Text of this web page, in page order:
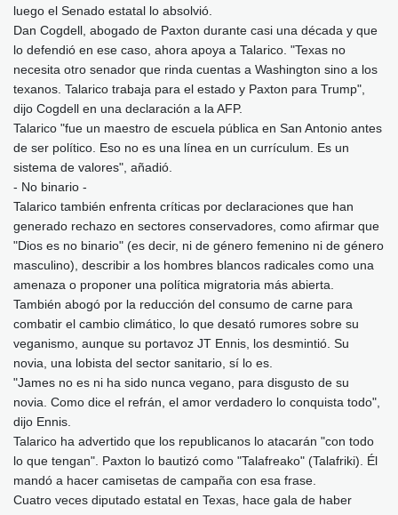
luego el Senado estatal lo absolvió.
Dan Cogdell, abogado de Paxton durante casi una década y que
lo defendió en ese caso, ahora apoya a Talarico. "Texas no
necesita otro senador que rinda cuentas a Washington sino a los
texanos. Talarico trabaja para el estado y Paxton para Trump",
dijo Cogdell en una declaración a la AFP.
Talarico "fue un maestro de escuela pública en San Antonio antes
de ser político. Eso no es una línea en un currículum. Es un
sistema de valores", añadió.
- No binario -
Talarico también enfrenta críticas por declaraciones que han
generado rechazo en sectores conservadores, como afirmar que
"Dios es no binario" (es decir, ni de género femenino ni de género
masculino), describir a los hombres blancos radicales como una
amenaza o proponer una política migratoria más abierta.
También abogó por la reducción del consumo de carne para
combatir el cambio climático, lo que desató rumores sobre su
veganismo, aunque su portavoz JT Ennis, los desmintió. Su
novia, una lobista del sector sanitario, sí lo es.
"James no es ni ha sido nunca vegano, para disgusto de su
novia. Como dice el refrán, el amor verdadero lo conquista todo",
dijo Ennis.
Talarico ha advertido que los republicanos lo atacarán "con todo
lo que tengan". Paxton lo bautizó como "Talafreako" (Talafriki). Él
mandó a hacer camisetas de campaña con esa frase.
Cuatro veces diputado estatal en Texas, hace gala de haber